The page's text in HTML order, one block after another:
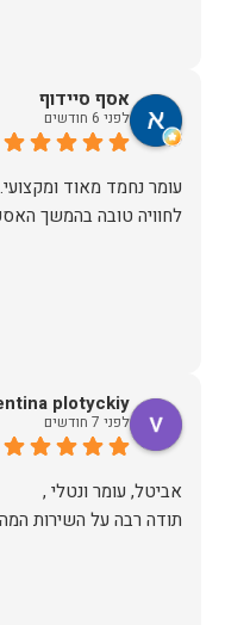
אסף סיידוף
לפני 6 חודשים
עומר נחמד מאוד
לחוויה טובה בהמשך
plotyckiy
לפני 7 חודשים
תודה רבה על השירות